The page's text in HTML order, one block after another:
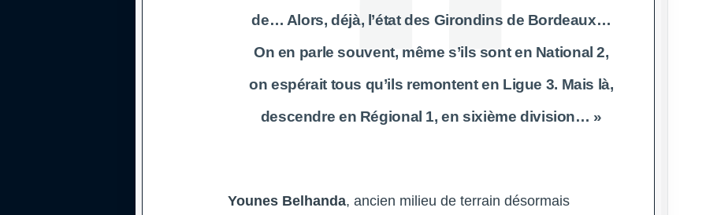
de… Alors, déjà, l’état des Girondins de Bordeaux…
On en parle souvent, même s’ils sont en National 2,
on espérait tous qu’ils remontent en Ligue 3. Mais là,
descendre en Régional 1, en sixième division… »
Younes Belhanda, ancien milieu de terrain désormais